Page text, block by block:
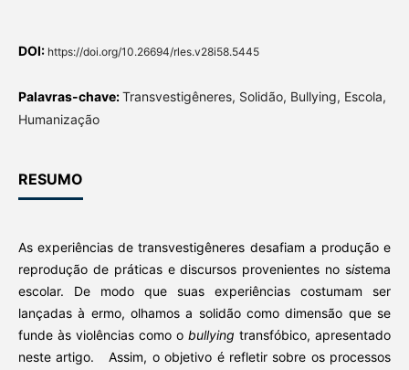
DOI: https://doi.org/10.26694/rles.v28i58.5445
Palavras-chave:Transvestigêneres, Solidão, Bullying, Escola,
Humanização
RESUMO
As experiências de transvestigêneres desafiam a produção e
reprodução de práticas e discursos provenientes no sistema
escolar. De modo que suas experiências costumam ser
lançadas à ermo, olhamos a solidão como dimensão que se
funde às violências como obullyingtransfóbico, apresentado
neste artigo. Assim, o objetivo é refletir sobre os processos